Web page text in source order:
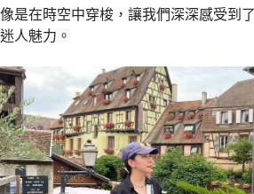
像是在時空中穿梭，讓我們深深感受到
迷人魅力。